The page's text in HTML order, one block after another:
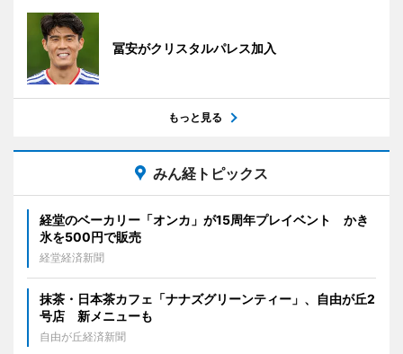
冨安がクリスタルパレス加入
もっと見る
みん経トピックス
経堂のベーカリー「オンカ」が15周年プレイベント かき
氷を500円で販売
経堂経済新聞
抹茶・日本茶カフェ「ナナズグリーンティー」、自由が丘2
号店 新メニューも
自由が丘経済新聞